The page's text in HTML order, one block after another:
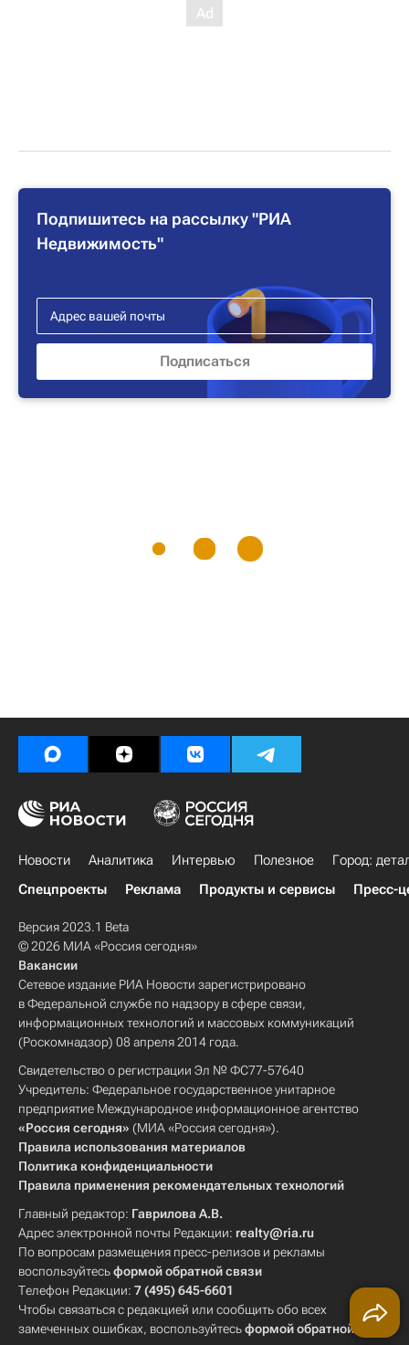
Подпишитесь на рассылку "РИА
Недвижимость"
Новости Аналитика Интервью Полезное
Город:
Спецпроекты
Реклама Продукты и сервисы Пресс-
Версия 2023.1 Beta
© 2026 МИА «Россия сегодня»
Вакансии
Сетевое издание РИА Новости зарегистрировано
в Федеральной службе по надзору в сфере связи,
информационных технологий и массовых коммуникаций
(Роскомнадзор) 08 апреля 2014 года.
Свидетельство о регистрации Эл № ФС77-57640
Учредитель: Федеральное государственное унитарное
предприятие Международное информационное агентство
«Россия сегодня» (МИА «Россия сегодня»).
Правила использования материалов
Политика конфиденциальности
Правила применения рекомендательных технологий
Главный редактор: Гаврилова А.В.
Адрес электронной почты Редакции: realty@ria.ru
По вопросам размещения пресс-релизов и рекламы
воспользуйтесьформой обратной связи
Телефон Редакции: 7 (495) 645-6601
Чтобы связаться с редакцией или сообщить обо всех
замеченных ошибках, воспользуйтесьформой обратной